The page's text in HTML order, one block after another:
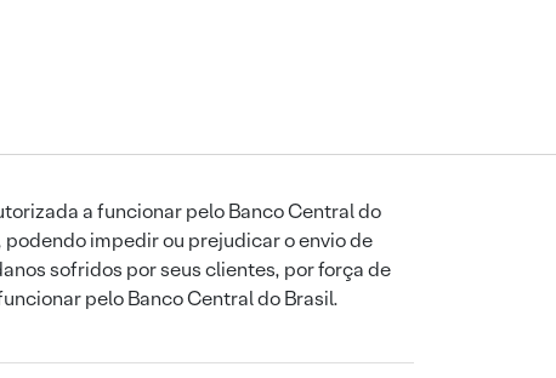
a funcionar pelo Banco Central do
impedir ou prejudicar o envio de
sofridos por seus clientes, por força de
pelo Banco Central do Brasil.